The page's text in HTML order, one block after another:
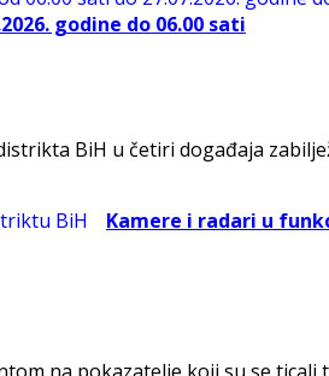
godine do 06.00 sati
BiH u četiri događaja
Kamere i radari u